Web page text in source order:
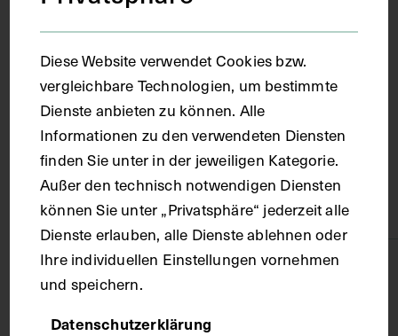
Siena
Material
Karton
Technik
Fotografie
Diese Website verwendet Cookies bzw.
vergleichbare Technologien, um bestimmte
Dienste anbieten zu können. Alle
Informationen zu den verwendeten Diensten
finden Sie unter in der jeweiligen Kategorie.
Außer den technisch notwendigen Diensten
können Sie unter „Privatsphäre“ jederzeit alle
Dienste erlauben, alle Dienste ablehnen oder
Ihre individuellen Einstellungen vornehmen
und speichern.
Datenschutzerklärung